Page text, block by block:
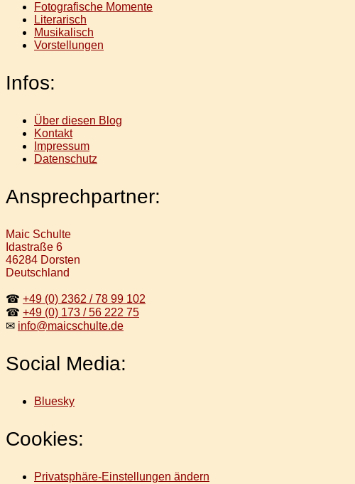
Fotografische Momente
Literarisch
Musikalisch
Vorstellungen
Infos:
Über diesen Blog
Kontakt
Impressum
Datenschutz
Ansprechpartner:
Maic Schulte
Idastraße 6
46284 Dorsten
Deutschland
☎ +49 (0) 2362 / 78 99 102
☎ +49 (0) 173 / 56 222 75
✉ info@maicschulte.de
Social Media:
Bluesky
Cookies:
Privatsphäre-Einstellungen ändern